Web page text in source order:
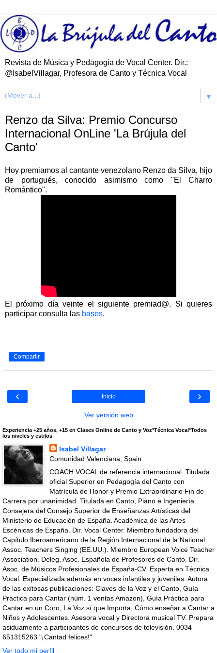
Revista de Música y Pedagogía de Vocal Center. Dir.:
@IsabelVillagar, Profesora de Canto y Técnica Vocal
▼
Renzo da Silva: Premio Concurso
Internacional OnLine 'La Brújula del
Canto'
Hoy premiamos al cantante venezolano Renzo da Silva, hijo
de portugués, conocido asimismo como "El Charro
Romántico".
El próximo día veinte el siguiente premiad@. Si quieres
participar consulta las bases.
Compartir
‹ ›
Inicio
Ver versión web
Experiencia +25 años, +15 en Clases Online de Canto y Voz*Técnica Vocal*Todos
los niveles y estilos
Isabel Villagar
Comunidad Valenciana, Spain
COACH VOCAL de referencia internacional. Titulada
oficial Superior en Pedagogía del Canto con
Matrícula de Honor y Premio Extraordinario Fin de
Carrera por unanimidad. Titulada en Canto, Piano e Ingeniería.
Consejera del Consejo Superior de Enseñanzas Artísticas del
Ministerio de Educación de España. Académica de las Artes
Escénicas de España. Dir. Vocal Center. Miembro fundadora del
Capítulo Iberoamericano de la Región Internacional de la National
Assoc. Teachers Singing (EE.UU.). Miembro European Voice Teacher
Association. Deleg. Asoc. Española de Profesores de Canto. Dir.
Asoc. de Músicos Profesionales de España-CV. Experta en Técnica
Vocal. Especializada además en voces infantiles y juveniles. Autora
de las exitosas publicaciones: Claves de la Voz y el Canto, Guía
Práctica para Cantar (núm. 1 ventas Amazon), Guía Práctica para
Cantar en un Coro, La Voz sí que Importa, Cómo enseñar a Cantar a
Niños y Adolescentes. Asesora vocal y Directora musical TV. Prepara
asiduamente a participantes de concursos de televisión. 0034
651315263 "¡Cantad felices!"
Ver todo mi perfil